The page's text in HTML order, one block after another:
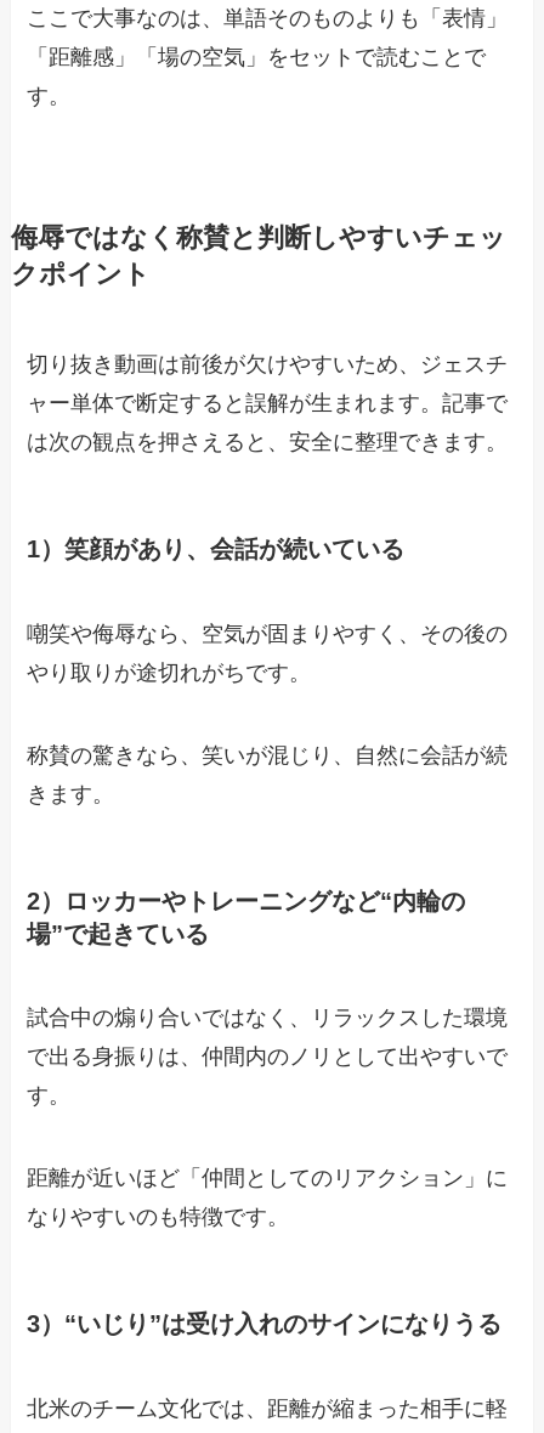
ここで大事なのは、単語そのものよりも「表情」
「距離感」「場の空気」をセットで読むことで
す。
侮辱ではなく称賛と判断しやすいチェッ
クポイント
切り抜き動画は前後が欠けやすいため、ジェスチ
ャー単体で断定すると誤解が生まれます。記事で
は次の観点を押さえると、安全に整理できます。
1）笑顔があり、会話が続いている
嘲笑や侮辱なら、空気が固まりやすく、その後の
やり取りが途切れがちです。
称賛の驚きなら、笑いが混じり、自然に会話が続
きます。
2）ロッカーやトレーニングなど“内輪の
場”で起きている
試合中の煽り合いではなく、リラックスした環境
で出る身振りは、仲間内のノリとして出やすいで
す。
距離が近いほど「仲間としてのリアクション」に
なりやすいのも特徴です。
3）“いじり”は受け入れのサインになりうる
北米のチーム文化では、距離が縮まった相手に軽